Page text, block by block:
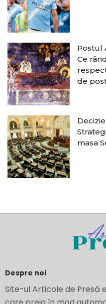
Postul
Ce
de
masa
Despre noi
Site-ul Articole de Presă